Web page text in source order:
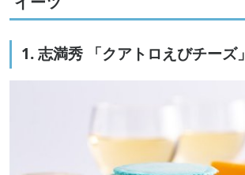
1. 志満秀 「クアトロえびチーズ」